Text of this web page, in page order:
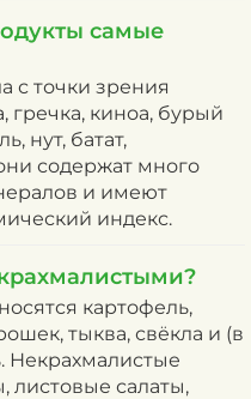
самые
с точки зрения
гречка, киноа, бурый
нут, батат,
содержат много
и имеют
индекс.
картофель,
тыква, свёкла и (в
Некрахмалистые
салаты,